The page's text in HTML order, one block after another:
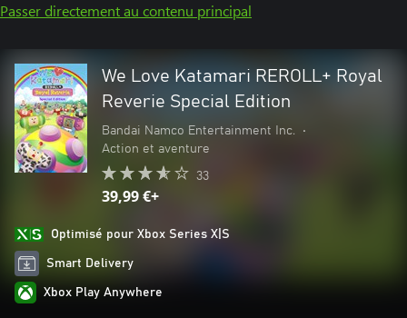
Passer directement au contenu principal
We Love Katamari REROLL+ Royal
Reverie Special Edition
Bandai Namco Entertainment Inc.
•
Action et aventure
33
39,99 €+
Optimisé pour Xbox Series X|S
Smart Delivery
Xbox Play Anywhere